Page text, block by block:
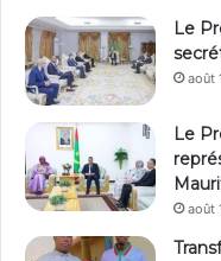
Le
août
Le
août